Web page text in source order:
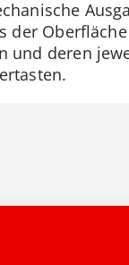
der
und deren